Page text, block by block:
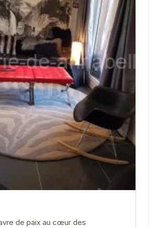
de paix au cœur des